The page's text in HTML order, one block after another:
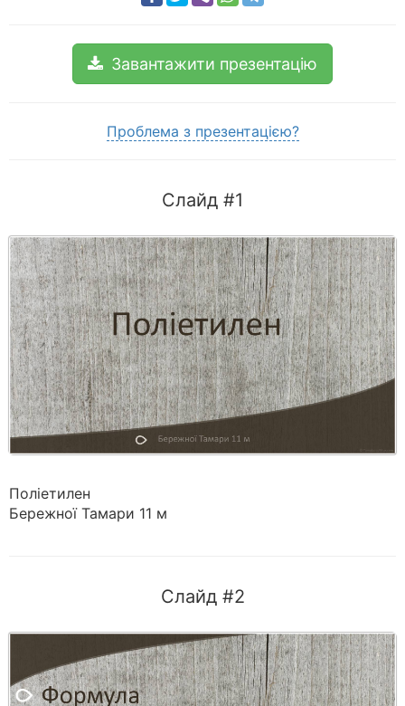
Завантажити презентацію
Проблема з презентацією?
Слайд #1
Поліетилен
Бережної Тамари 11 м
Слайд #2